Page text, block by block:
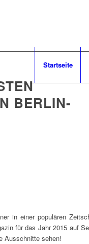
Startseite
BERLIN-
in einer populären
für das Jahr 2015 auf
Ausschnitte sehen!